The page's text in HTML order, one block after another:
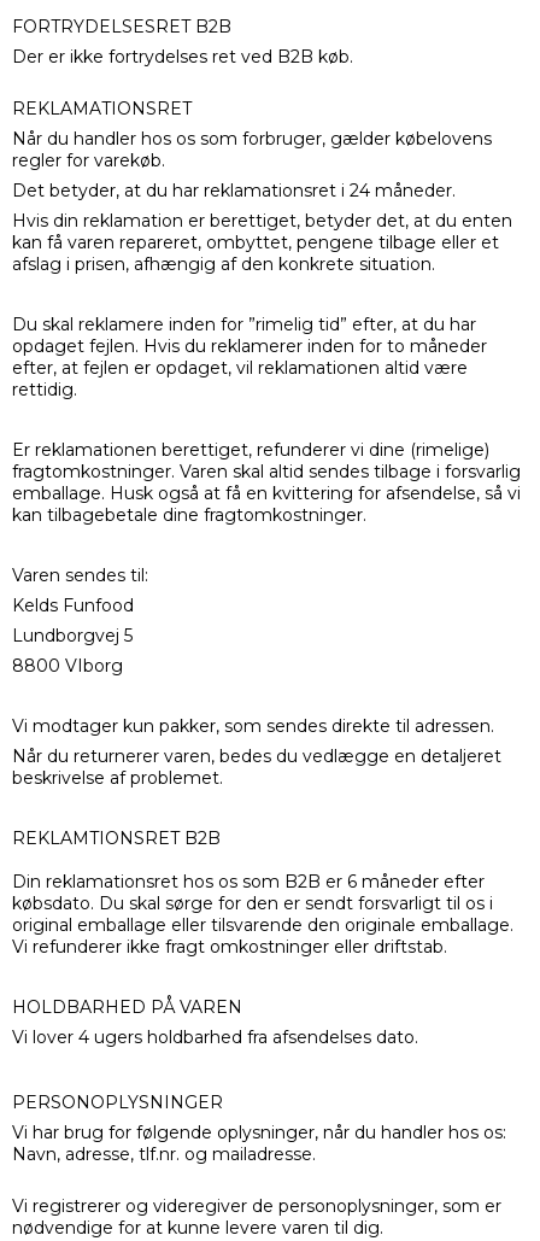
FORTRYDELSESRET B2B
Der er ikke fortrydelses ret ved B2B køb.
REKLAMATIONSRET
Når du handler hos os som forbruger, gælder købelovens
regler for varekøb.
Det betyder, at du har reklamationsret i 24 måneder.
Hvis din reklamation er berettiget, betyder det, at du enten
kan få varen repareret, ombyttet, pengene tilbage eller et
afslag i prisen, afhængig af den konkrete situation.
Du skal reklamere inden for ”rimelig tid” efter, at du har
opdaget fejlen. Hvis du reklamerer inden for to måneder
efter, at fejlen er opdaget, vil reklamationen altid være
rettidig.
Er reklamationen berettiget, refunderer vi dine (rimelige)
fragtomkostninger. Varen skal altid sendes tilbage i forsvarlig
emballage. Husk også at få en kvittering for afsendelse, så vi
kan tilbagebetale dine fragtomkostninger.
Varen sendes til:
Kelds Funfood
Lundborgvej 5
8800 VIborg
Vi modtager kun pakker, som sendes direkte til adressen.
Når du returnerer varen, bedes du vedlægge en detaljeret
beskrivelse af problemet.
REKLAMTIONSRET B2B
Din reklamationsret hos os som B2B er 6 måneder efter
købsdato. Du skal sørge for den er sendt forsvarligt til os i
original emballage eller tilsvarende den originale emballage.
Vi refunderer ikke fragt omkostninger eller driftstab.
HOLDBARHED PÅ VAREN
Vi lover 4 ugers holdbarhed fra afsendelses dato.
PERSONOPLYSNINGER
Vi har brug for følgende oplysninger, når du handler hos os:
Navn, adresse, tlf.nr. og mailadresse.
Vi registrerer og videregiver de personoplysninger, som er
nødvendige for at kunne levere varen til dig.